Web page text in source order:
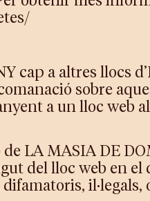
cap a altres llocs
sobre
a un lloc web
de LA MASIA DE
del lloc web en el
il·legals,